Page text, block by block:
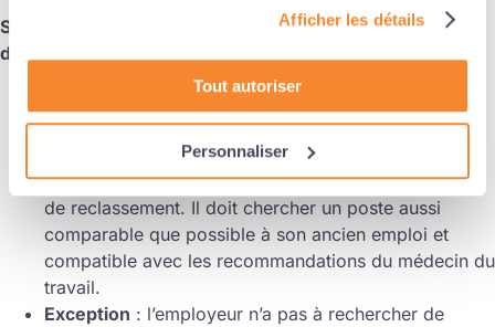
Afficher les détails
Tout autoriser
Personnaliser
Salarié inapte, le CSE doit-il être consulté en cas de
dispense de recherche de reclassement ?
de reclassement en cas d’inaptitude :lorsqu’un
salarié a été déclaré inapte par le médecin du travail,
l’employeur doit en principe engager une recherche
de reclassement. Il doit chercher un poste aussi
comparable que possible à son ancien emploi et
compatible avec les recommandations du médecin du
travail.
Exception : l’employeur n’a pas à rechercher de